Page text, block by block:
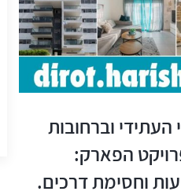
העתידי וברחובות
הפארק:
הסעות וחסימת דרכים.